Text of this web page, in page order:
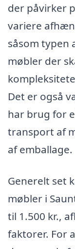
der påvirker
variere
såsom typen
møbler der
Det er også
har brug for
transport af
af emballage.
Generelt set
møbler i
til 1.500 kr.,
faktorer. For